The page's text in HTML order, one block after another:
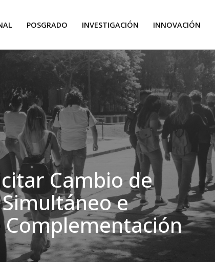
POSGRADO INVESTIGACIÓN INNOVACIÓN
Cambio de
e
Complementación